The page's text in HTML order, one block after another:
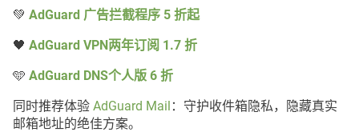
💚 AdGuard 广告拦截程序 5 折起
🖤 AdGuard VPN两年订阅 1.7 折
🩵 AdGuard DNS个人版 6 折
同时推荐体验 AdGuard Mail ：守护收件箱隐私，隐藏真实
邮箱地址的绝佳方案。